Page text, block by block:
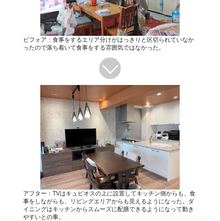
ビフォア：食事をするエリア分けがはっきりと区切られていなか
ったので落ち着いて食事をする雰囲気ではなかった。
アフター：TVはキュビオスの上に設置してキッチン側からも、食
事をしながらも、リビングエリアからも見えるようになった。ダ
イニングはキッチンからスムーズに配膳できるようになって動き
やすいとの事。